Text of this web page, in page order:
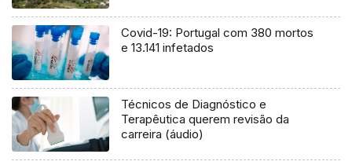
Covid-19: Portugal com 380 mortos
e 13.141 infetados
Técnicos de Diagnóstico e
Terapêutica querem revisão da
carreira (áudio)